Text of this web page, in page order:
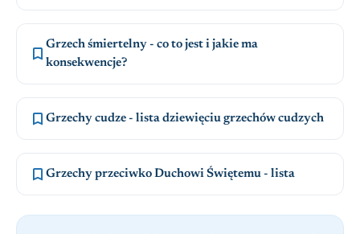
 Grzech śmiertelny - co to jest i jakie ma
konsekwencje?
 Grzechy cudze - lista dziewięciu grzechów cudzych
 Grzechy przeciwko Duchowi Świętemu - lista